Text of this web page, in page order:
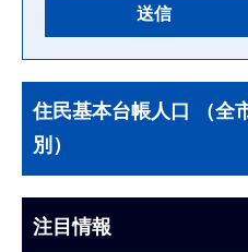
文
こ
ま
で
ブ
ナ
ゲ
住民基本台帳人口 （全
別）
注目情報